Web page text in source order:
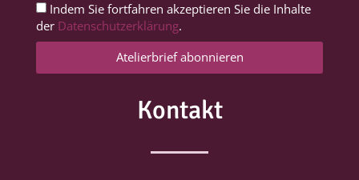
Indem Sie fortfahren akzeptieren Sie die Inhalte
der Datenschutzerklärung.
Atelierbrief abonnieren
Kontakt